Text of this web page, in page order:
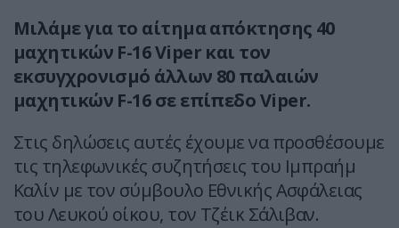
Μιλάμε για το αίτημα απόκτησης 40
μαχητικών F-16 Viper και τον
εκσυγχρονισμό άλλων 80 παλαιών
μαχητικών F-16 σε επίπεδο Viper.
Στις δηλώσεις αυτές έχουμε να προσθέσουμε
τις τηλεφωνικές συζητήσεις του Ιμπραήμ
Καλίν με τον σύμβουλο Εθνικής Ασφάλειας
του Λευκού οίκου, τον Τζέικ Σάλιβαν.